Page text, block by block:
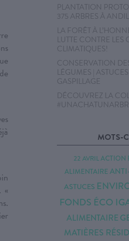
«
PLANTATION
375 ARBRES À
LA FORÊT À
LUTTE CONTRE
CLIMATIQUES!
CONSERVATION
LÉGUMES |
GASPILLAGE
DÉCOUVREZ LA
MOTS-
22 AVRILACTION
ALIMENTAIRE
ASTUCES
FONDS ÉCO
ALIMENTAIRE
MATIÈRES